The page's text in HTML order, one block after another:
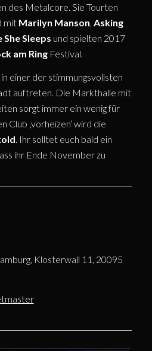
des Metalcore. Sie Tourten
mit Marilyn Manson, Asking
She Sleeps und spielten 2017
am RingFestival.
einer der stimmungsvollsten
auftreten. Die Markthalle mit
sorgt immer ein wenig für
Club ‚vorheizen‘ wird die
. Ihr solltet euch bald ein
ihr Ende November zu
Klosterwall 11, 20095